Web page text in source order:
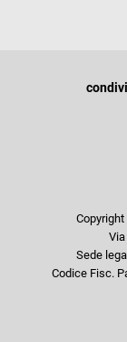
Sede
Codice Fisc.